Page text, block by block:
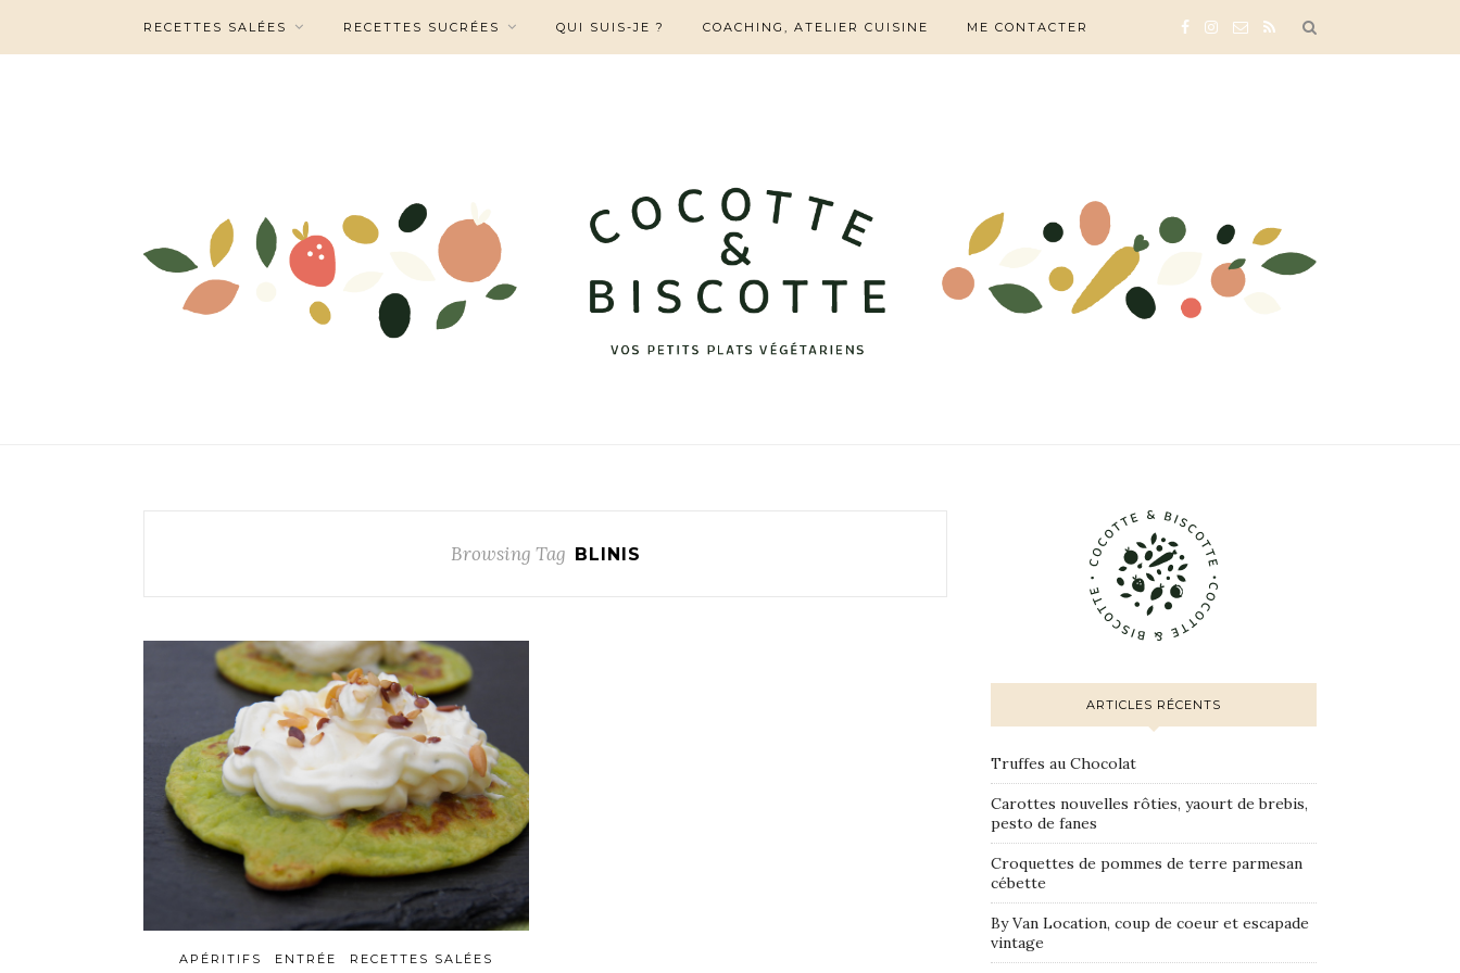
RECETTES SALÉES RECETTES SUCRÉES QUI SUIS-JE ? COACHING, ATELIER CUISINE ME CONTACTER
Browsing Tag BLINIS
APÉRITIFS ENTRÉE
RECETTES SALÉES
ARTICLES RÉCENTS
Truffes au Chocolat
Carottes nouvelles rôties, yaourt de brebis,
pesto de fanes
Croquettes de pommes de terre parmesan
cébette
By Van Location, coup de coeur et escapade
vintage